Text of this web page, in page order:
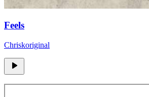
Feels
Chriskoriginal